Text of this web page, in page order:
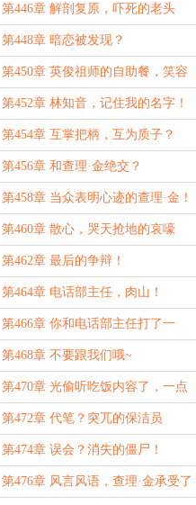
歉？晚了！
第446章 解剖复原，吓死的老头
第448章 暗恋被发现？
第450章 英俊祖师的自助餐，笑容
不会突然消失！
第452章 林知音，记住我的名字！
第454章 互掌把柄，互为质子？
第456章 和查理·金绝交？
第458章 当众表明心迹的查理·金！
第460章 散心，哭天抢地的哀嚎
第462章 最后的争辩！
第464章 电话部主任，肉山！
第466章 你和电话部主任打了一
架？
第468章 不要跟我们哦~
第470章 光偷听吃饭内容了，一点
正事没谈？
第472章 代笔？突兀的保洁员
第474章 误会？消失的僵尸！
第476章 风言风语，查理·金承受了